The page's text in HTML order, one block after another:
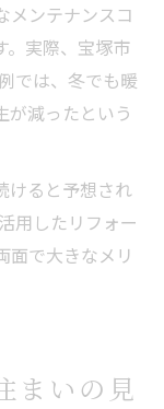
メンテナンスコ
。実際、宝塚市
では、冬でも暖
が減ったという
けると予想され
用したリフォー
面で大きなメリ
まいの見